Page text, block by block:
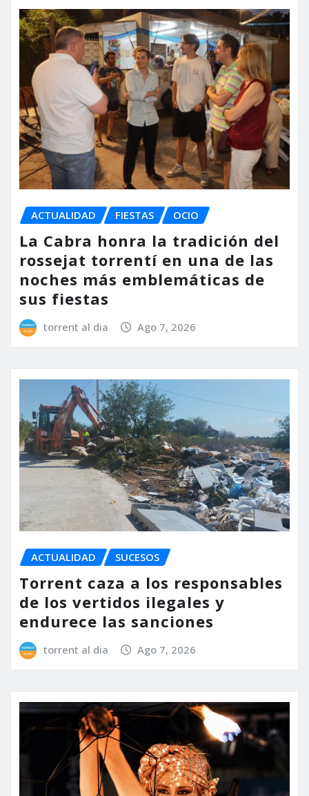
ACTUALIDAD FIESTAS OCIO
La Cabra honra la tradición del
rossejat torrentí en una de las
noches más emblemáticas de
sus fiestas
torrent al dia Ago 7, 2026
ACTUALIDAD SUCESOS
Torrent caza a los responsables
de los vertidos ilegales y
endurece las sanciones
torrent al dia Ago 7, 2026